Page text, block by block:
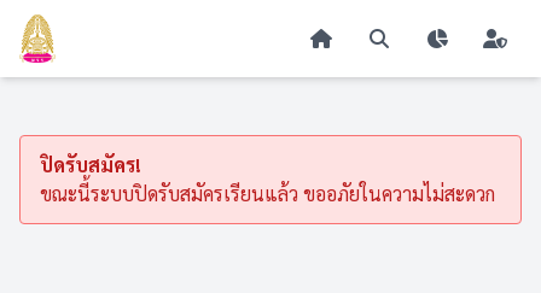
ปิดรับสมัคร!
ขณะนี้ระบบปิดรับสมัครเรียนแล้ว ขออภัยในความไม่สะดวก